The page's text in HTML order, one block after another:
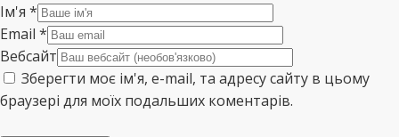
Ім'я *
Email *
Вебсайт
Зберегти моє ім'я, e-mail, та адресу сайту в цьому
браузері для моїх подальших коментарів.